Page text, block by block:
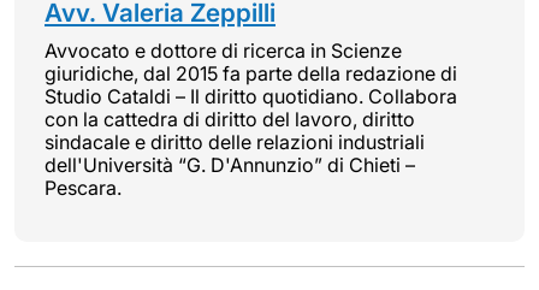
Avv. Valeria Zeppilli
Avvocato e dottore di ricerca in Scienze
giuridiche, dal 2015 fa parte della redazione di
Studio Cataldi – Il diritto quotidiano. Collabora
con la cattedra di diritto del lavoro, diritto
sindacale e diritto delle relazioni industriali
dell'Università “G. D'Annunzio” di Chieti –
Pescara.